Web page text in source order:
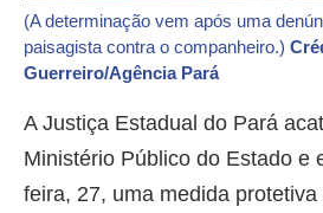
(A determinação vem após uma
paisagista contra o companheiro.)
Guerreiro/Agência Pará
A Justiça Estadual do Pará
Ministério Público do Estado e
feira, 27, uma medida protetiva